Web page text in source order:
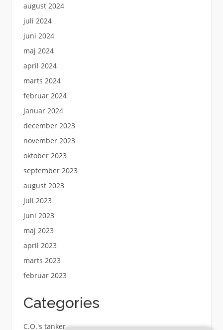
august 2024
juli 2024
juni 2024
maj 2024
april 2024
marts 2024
februar 2024
januar 2024
december 2023
november 2023
oktober 2023
september 2023
august 2023
juli 2023
juni 2023
maj 2023
april 2023
marts 2023
februar 2023
Categories
C.O.'s tanker